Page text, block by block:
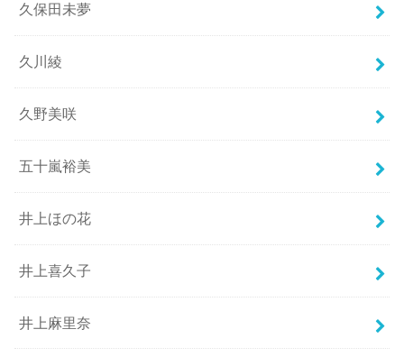
久保田未夢
久川綾
久野美咲
五十嵐裕美
井上ほの花
井上喜久子
井上麻里奈